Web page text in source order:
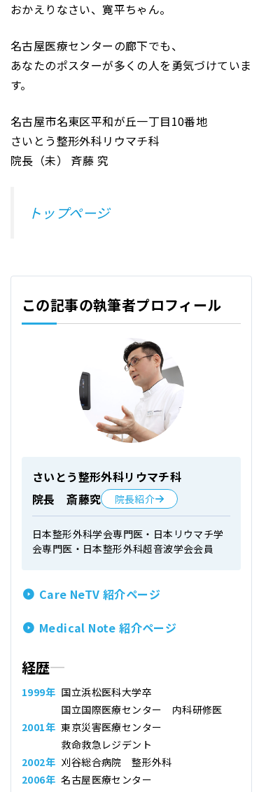
おかえりなさい、寛平ちゃん。
名古屋医療センターの廊下でも、
あなたのポスターが多くの人を勇気づけていま
す。
名古屋市名東区平和が丘一丁目10番地
さいとう整形外科リウマチ科
院長（未） 斉藤 究
トップページ
この記事の執筆者プロフィール
さいとう整形外科リウマチ科
院長 斎藤究
院長紹介
日本整形外科学会専門医・日本リウマチ学
会専門医・日本整形外科超音波学会会員
Care NeTV 紹介ページ
Medical Note 紹介ページ
経歴
1999年 国立浜松医科大学卒
国立国際医療センター 内科研修医
2001年 東京災害医療センター
救命救急レジデント
2002年 刈谷総合病院 整形外科
2006年 名古屋医療センター